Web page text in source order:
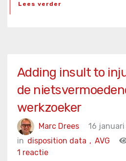
Lees verder
Adding insult to
de
werkzoeker
Marc Drees
16
in
AVG
disposition data ,
1 reactie